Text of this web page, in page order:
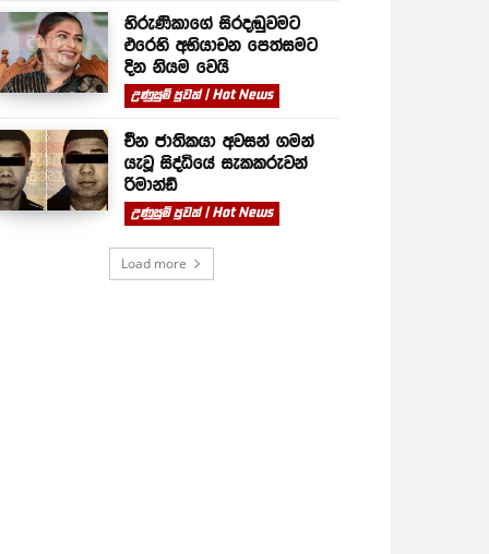
හිරුණිකාගේ සිරදඬුවමට
එරෙහි අභියාචන පෙත්සමට
දින නියම වෙයි
උණුසුම් පුවත් | Hot News
චීන ජාතිකයා අවසන් ගමන්
යැවූ සිද්ධියේ සැකකරුවන්
රිමාන්ඩ්
උණුසුම් පුවත් | Hot News
Load more